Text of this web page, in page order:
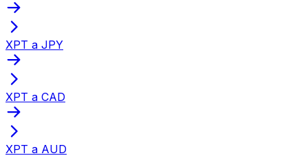
XPT a JPY
XPT a CAD
XPT a AUD